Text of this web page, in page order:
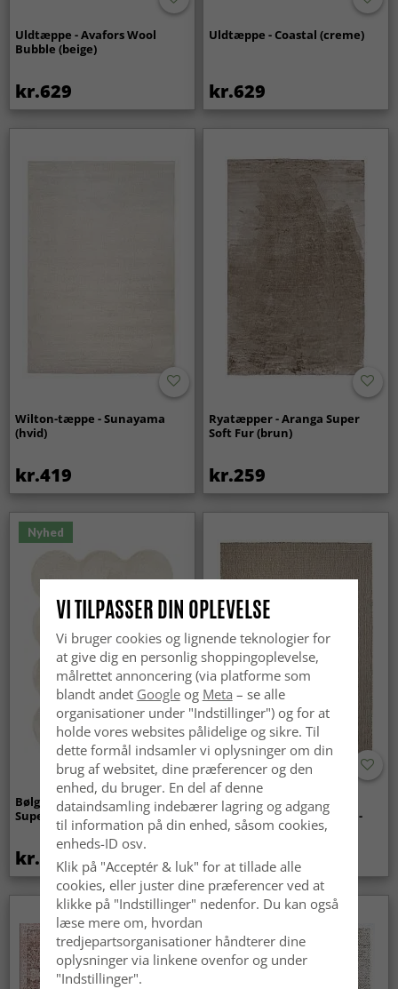
Uldtæppe - Avafors Wool
Bubble (beige)
kr.629
Uldtæppe - Coastal (creme)
kr.629
Wilton-tæppe - Sunayama
(hvid)
kr.419
Ryatæpper - Aranga Super
Soft Fur (brun)
kr.259
Nyhed
Bølget ryatæppe - Aranga
Super Soft Fur (beige)
kr.369
Tæpper til
indendørs/udendørs brug -
Arlo (beige)
kr.449
VI TILPASSER DIN OPLEVELSE
Vi bruger cookies og lignende teknologier for
at give dig en personlig shoppingoplevelse,
målrettet annoncering (via platforme som
blandt andet Googleog Meta – se alle
organisationer under "Indstillinger") og for at
holde vores websites pålidelige og sikre. Til
dette formål indsamler vi oplysninger om din
brug af websitet, dine præferencer og den
enhed, du bruger. En del af denne
dataindsamling indebærer lagring og adgang
til information på din enhed, såsom cookies,
enheds-ID osv.
Klik på "Acceptér & luk" for at tillade alle
cookies, eller juster dine præferencer ved at
klikke på "Indstillinger" nedenfor. Du kan også
læse mere om, hvordan
tredjepartsorganisationer håndterer dine
oplysninger via linkene ovenfor og under
"Indstillinger".